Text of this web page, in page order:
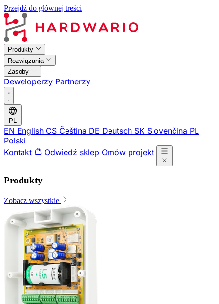
Przejdź do głównej treści
Produkty
Rozwiązania
Zasoby
Deweloperzy Partnerzy
PL
EN English CS Čeština DE Deutsch SK Slovenčina PL
Polski
Kontakt
Odwiedź sklep Omów projekt
Produkty
Zobacz wszystkie